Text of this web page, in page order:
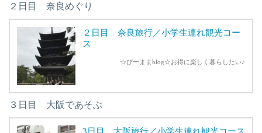
２日目 奈良めぐり
２日目 奈良旅行／小学生連れ観光コー
ス
☆ぴーままblog☆お得に楽しく暮らしたい♪
３日目 大阪であそぶ
3日目 大阪旅行／小学生連れ観光コース